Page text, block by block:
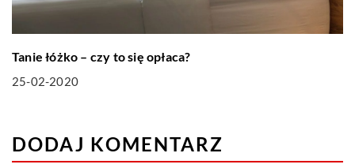
Tanie łóżko – czy to się opłaca?
25-02-2020
DODAJ KOMENTARZ